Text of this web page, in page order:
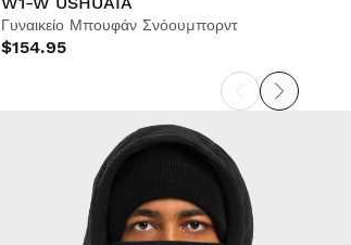
Γυναικείο Μπουφάν Σνόουμπορντ
$154.95